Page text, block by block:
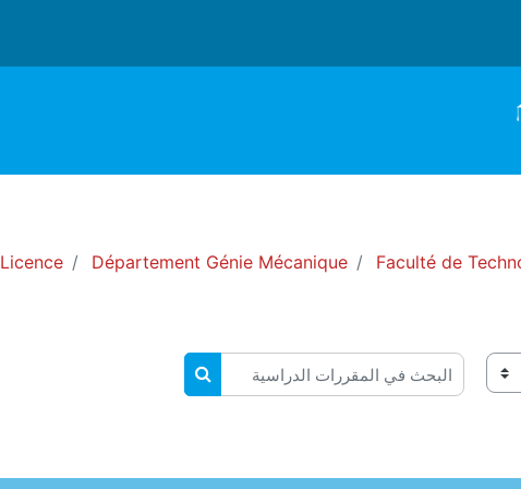
Faculté de
Département Génie Mécanique
Licence
البحث في المقررات الدراسية
البحث في المقررات الدراسية